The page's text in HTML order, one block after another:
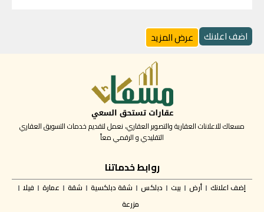
اضف اعلانك عرض المزيد
مسعاك للاعلانات العقارية والتصوير العقاري، نعمل لتقديم خدمات التسويق العقاري
التقليدي و الرقمي معاً
روابط خدماتنا
إضف اعلانك أرض بيت دبلكس شقة دبلكسية شقة عمارة
فيلا
مزرعة